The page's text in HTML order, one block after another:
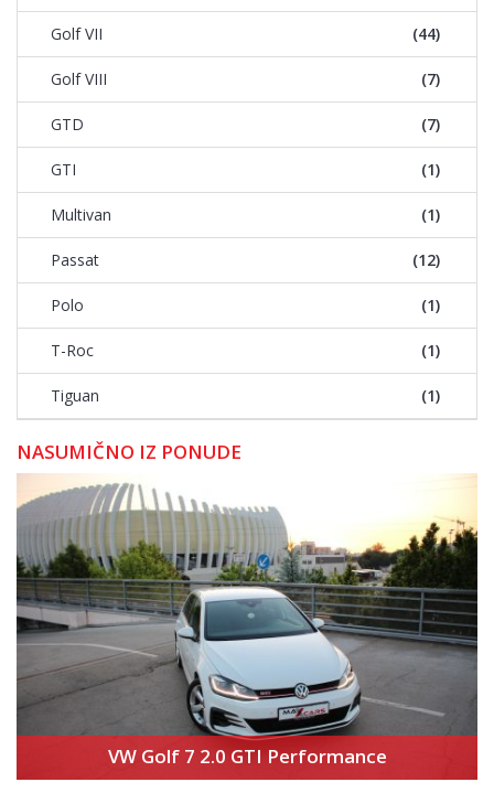
Golf VII (44)
Golf VIII (7)
GTD (7)
GTI (1)
Multivan (1)
Passat (12)
Polo (1)
T-Roc (1)
Tiguan (1)
NASUMIČNO IZ PONUDE
VW Golf 7 2.0 GTI Performance